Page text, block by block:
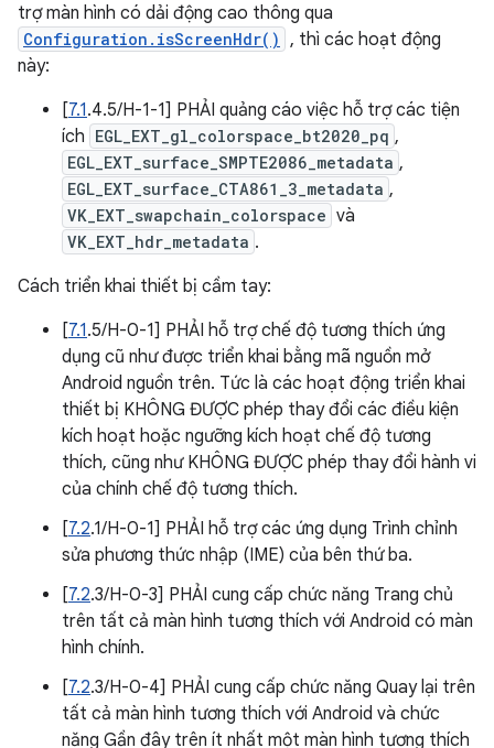
trợ màn hình có dải động cao thông qua
Configuration.isScreenHdr() , thì các hoạt động
này:
[7.1.4.5/H-1-1] PHẢI quảng cáo việc hỗ trợ các tiện
ích EGL_EXT_gl_colorspace_bt2020_pq ,
EGL_EXT_surface_SMPTE2086_metadata ,
EGL_EXT_surface_CTA861_3_metadata ,
VK_EXT_swapchain_colorspace và
VK_EXT_hdr_metadata .
Cách triển khai thiết bị cầm tay:
[7.1.5/H-0-1] PHẢI hỗ trợ chế độ tương thích ứng
dụng cũ như được triển khai bằng mã nguồn mở
Android nguồn trên. Tức là các hoạt động triển khai
thiết bị KHÔNG ĐƯỢC phép thay đổi các điều kiện
kích hoạt hoặc ngưỡng kích hoạt chế độ tương
thích, cũng như KHÔNG ĐƯỢC phép thay đổi hành vi
của chính chế độ tương thích.
[7.2.1/H-0-1] PHẢI hỗ trợ các ứng dụng Trình chỉnh
sửa phương thức nhập (IME) của bên thứ ba.
[7.2.3/H-0-3] PHẢI cung cấp chức năng Trang chủ
trên tất cả màn hình tương thích với Android có màn
hình chính.
[7.2.3/H-0-4] PHẢI cung cấp chức năng Quay lại trên
tất cả màn hình tương thích với Android và chức
năng Gần đây trên ít nhất một màn hình tương thích